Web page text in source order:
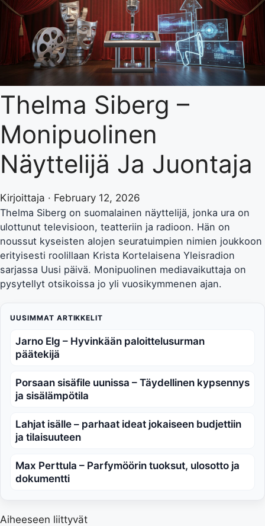
Thelma Siberg –
Monipuolinen
Näyttelijä Ja Juontaja
Kirjoittaja · February 12, 2026
Thelma Siberg on suomalainen näyttelijä, jonka ura on
ulottunut televisioon, teatteriin ja radioon. Hän on
noussut kyseisten alojen seuratuimpien nimien joukkoon
erityisesti roolillaan Krista Kortelaisena Yleisradion
sarjassa Uusi päivä. Monipuolinen mediavaikuttaja on
pysytellyt otsikoissa jo yli vuosikymmenen ajan.
UUSIMMAT ARTIKKELIT
Jarno Elg – Hyvinkään paloittelusurman
päätekijä
Porsaan sisäfile uunissa – Täydellinen kypsennys
ja sisälämpötila
Lahjat isälle – parhaat ideat jokaiseen budjettiin
ja tilaisuuteen
Max Perttula – Parfymöörin tuoksut, ulosotto ja
dokumentti
Aiheeseen liittyvät